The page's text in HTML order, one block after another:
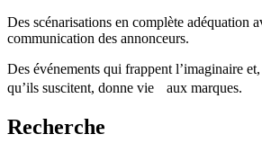
Des scénarisations en complète adéquation
communication des annonceurs.
Des événements qui frappent l’imaginaire
qu’ils suscitent, donne vie aux marques.
Recherche